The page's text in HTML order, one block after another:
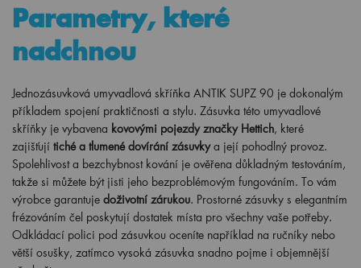
Parametry, které
nadchnou
Jednozásuvková umyvadlová skříňka ANTIK SUPZ 90 je dokonalým
příkladem spojení praktičnosti a stylu. Zásuvka této umyvadlové
skříňky je vybavena kovovými pojezdy značky Hettich, které
zajišťují tiché a tlumené dovírání zásuvky a její pohodlný provoz.
Spolehlivost a bezchybnost kování je ověřena důkladným testováním,
takže si můžete být jisti jeho bezproblémovým fungováním. To vám
výrobce garantuje doživotní zárukou. Prostorné zásuvky s elegantním
frézováním čel poskytují dostatek místa pro všechny vaše potřeby.
Odkládací polici pod zásuvkou oceníte například na ručníky nebo
větší osušky, zatímco vysoká zásuvka snadno pojme i objemnější